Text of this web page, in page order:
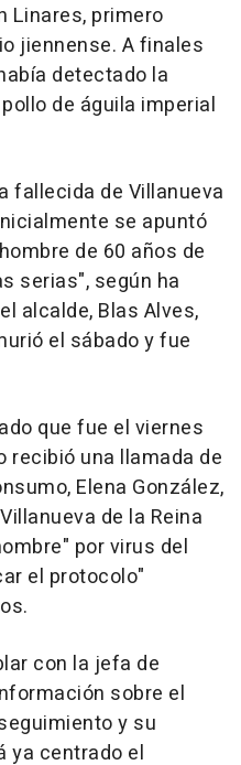
Linares, primero
jiennense. A finales
detectado la
de águila imperial
fallecida de Villanueva
se apuntó
de 60 años de
serias", según ha
alcalde, Blas Alves,
el sábado y fue
que fue el viernes
recibió una llamada de
Elena González,
de la Reina
por virus del
el protocolo"
con la jefa de
sobre el
y su
ya centrado el